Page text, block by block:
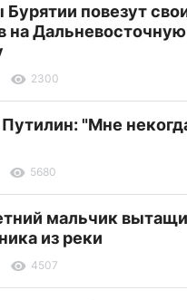
повезут
на Дальневосточную
2300
"Мне
5680
мальчик
из реки
4507